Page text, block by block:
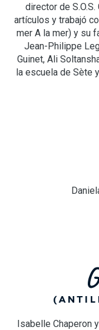
director de
artículos y trabajó
mer A la mer) y su
Jean-Philippe
Guinet, Ali
la escuela de Sète
Isabelle Chaperon